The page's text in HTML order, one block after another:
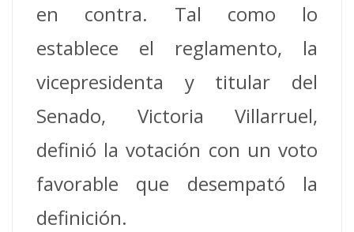
en contra. Tal como lo
establece el reglamento, la
vicepresidenta y titular del
Senado, Victoria Villarruel,
definió la votación con un voto
favorable que desempató la
definición.